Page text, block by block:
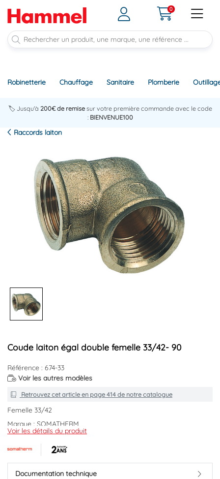
0
Robinetterie Chauffage Sanitaire Plomberie
🏷️ Jusqu'à 200€ de remisesur votre première commande avec le code
: BIENVENUE100
Raccords laiton
Coude laiton égal double femelle 33/42- 90
Référence : 674-33
Voir les autres modèles
Retrouvez cet article en page 414de notre catalogue
Femelle 33/42
Marque : SOMATHERM
Code EAN : 3383956741331
Voir les détails du produit
Documentation technique